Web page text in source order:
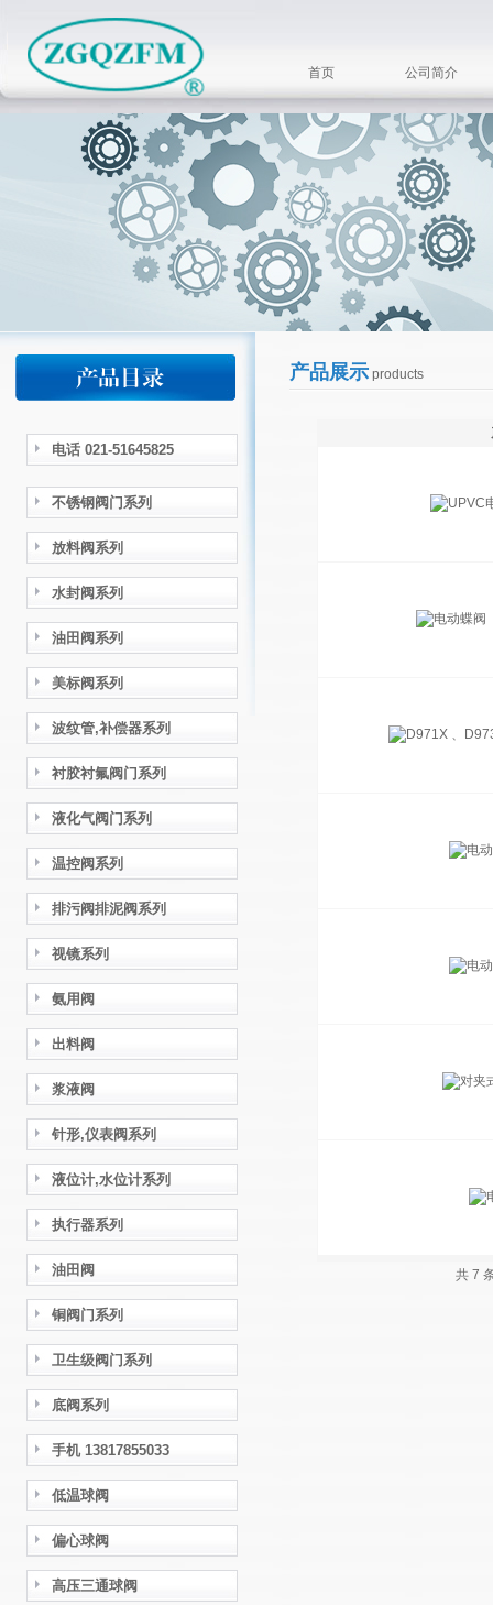
首页 公司简介
电话 021-51645825
不锈钢阀门系列
放料阀系列
水封阀系列
油田阀系列
美标阀系列
波纹管,补偿器系列
衬胶衬氟阀门系列
液化气阀门系列
温控阀系列
排污阀排泥阀系列
视镜系列
氨用阀
出料阀
浆液阀
针形,仪表阀系列
液位计,水位计系列
执行器系列
油田阀
铜阀门系列
卫生级阀门系列
底阀系列
手机 13817855033
低温球阀
偏心球阀
高压三通球阀
产品展示products
共 7